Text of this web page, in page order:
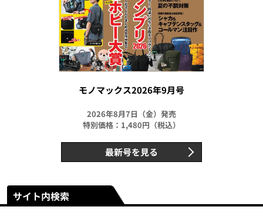
モノマックス2026年9月号
2026年8月7日（金）発売
特別価格：1,480円（税込）
最新号を見る
サイト内検索